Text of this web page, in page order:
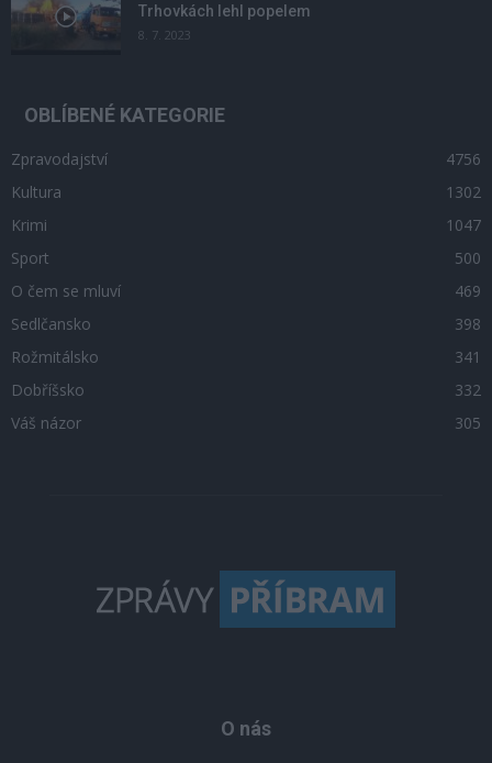
Trhovkách lehl popelem
8. 7. 2023
OBLÍBENÉ KATEGORIE
Zpravodajství
4756
Kultura
1302
Krimi
1047
Sport
500
O čem se mluví
469
Sedlčansko
398
Rožmitálsko
341
Dobříšsko
332
Váš názor
305
O nás